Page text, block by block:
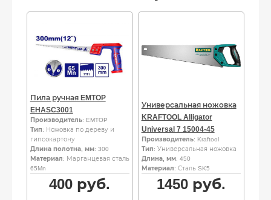
Пила ручная EMTOP
EHASC3001
Производитель: EMTOP
Тип: Ножовка по дереву и
гипсокартону
Длина полотна, мм: 300
Материал: Марганцевая сталь
65Mn
400 руб.
Универсальная ножовка
KRAFTOOL Alligator
Universal 7 15004-45
Производитель: Kraftool
Тип: Универсальная ножовка
Длина, мм: 450
Материал: Сталь SK5
1450руб.